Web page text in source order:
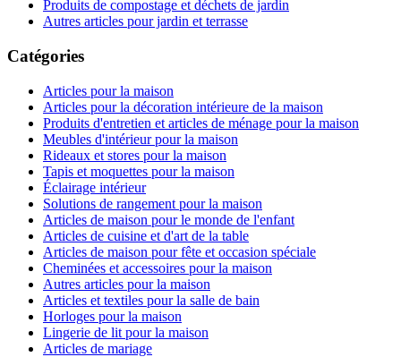
Produits de compostage et déchets de jardin
Autres articles pour jardin et terrasse
Catégories
Articles pour la maison
Articles pour la décoration intérieure de la maison
Produits d'entretien et articles de ménage pour la maison
Meubles d'intérieur pour la maison
Rideaux et stores pour la maison
Tapis et moquettes pour la maison
Éclairage intérieur
Solutions de rangement pour la maison
Articles de maison pour le monde de l'enfant
Articles de cuisine et d'art de la table
Articles de maison pour fête et occasion spéciale
Cheminées et accessoires pour la maison
Autres articles pour la maison
Articles et textiles pour la salle de bain
Horloges pour la maison
Lingerie de lit pour la maison
Articles de mariage